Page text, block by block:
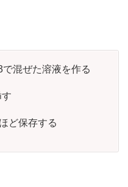
混ぜた溶液を作る
ど保存する